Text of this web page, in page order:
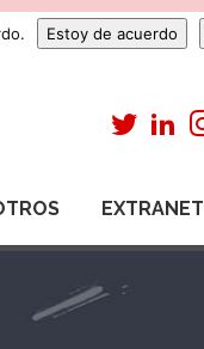
EXTRANET
Estoy de acuerdo